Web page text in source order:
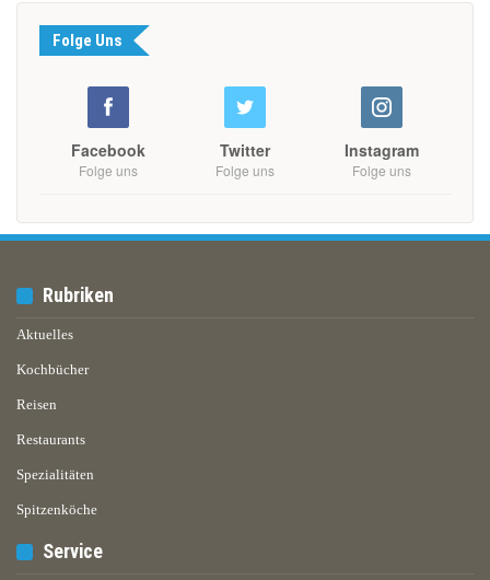
Folge Uns
Facebook
Folge uns
Twitter
Folge uns
Instagram
Folge uns
Rubriken
Aktuelles
Kochbücher
Reisen
Restaurants
Spezialitäten
Spitzenköche
Service